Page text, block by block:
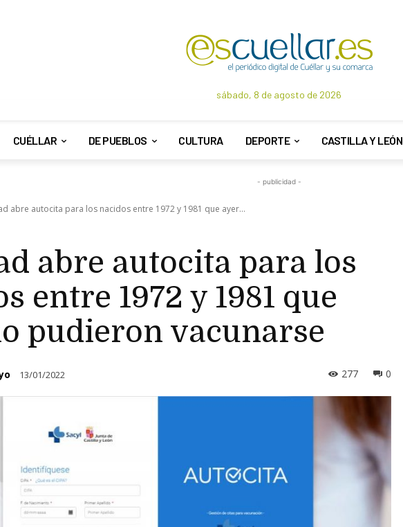
sábado, 8 de agosto de 2026
CUÉLLAR DE PUEBLOS CULTURA DEPORTE CASTILLA Y LEÓN
- publicidad -
abre autocita para los nacidos entre 1972 y 1981 que ayer...
abre autocita para los
entre 1972 y 1981 que
pudieron vacunarse
13/01/2022 0
277